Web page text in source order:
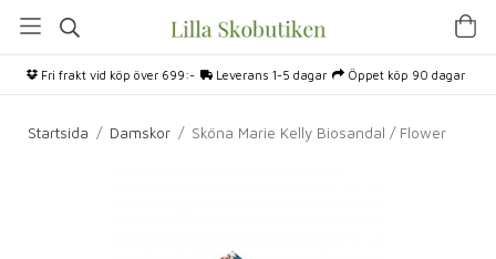
Fri frakt vid köp över 699:- Leverans 1-5 dagar Öppet köp 90 dagar
Startsida / Damskor / Sköna Marie Kelly Biosandal / Flower